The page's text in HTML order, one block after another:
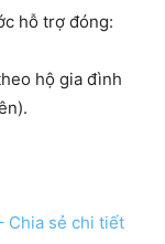
hỗ trợ đóng:
hộ gia đình
Chia sẻ chi tiết